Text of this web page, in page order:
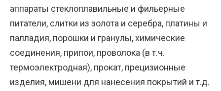
аппараты стеклоплавильные и фильерные
питатели, слитки из золота и серебра, платины и
палладия, порошки и гранулы, химические
соединения, припои, проволока (в т.ч.
термоэлектродная), прокат, прецизионные
изделия, мишени для нанесения покрытий и т.д.